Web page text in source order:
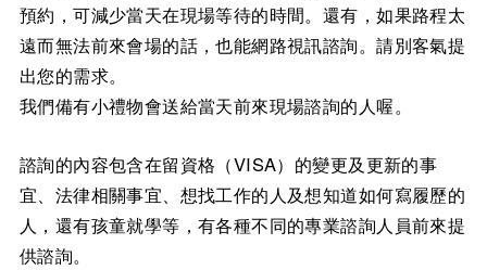
預約，可減少當天在現場等待的時間。還有，如果路程太
遠而無法前來會場的話，也能網路視訊諮詢。請別客氣提
出您的需求。
我們備有小禮物會送給當天前來現場諮詢的人喔。
諮詢的內容包含在留資格（VISA）的變更及更新的事
宜、法律相關事宜、想找工作的人及想知道如何寫履歷的
人，還有孩童就學等，有各種不同的專業諮詢人員前來提
供諮詢。